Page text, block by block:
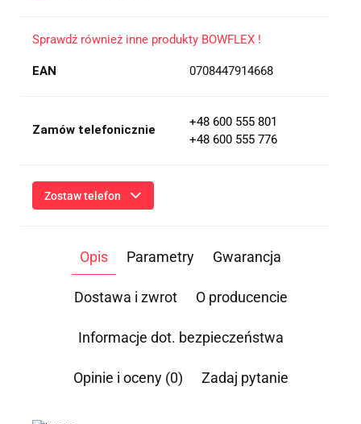
Sprawdź również inne produkty BOWFLEX !
EAN 0708447914668
Zamów telefonicznie
+48 600 555 801
+48 600 555 776
Zostaw telefon
Przesłanie formularza oznacza przekazanie danych osobowych
(imię, numer telefonu) niezbędnych do kontaktu i udzielenia
odpowiedzi na Twoje zapytanie, a także zgodę na ich
przetwarzanie przez Administratora w celu realizacji tego
Prywatności.
Administratorem danych osobowych jest Damian Skiba -
Klaczkowski prowadzący działalność gospodarczą pod firmą:
Opis Parametry Gwarancja
Dostawa i zwrot O producencie
Informacje dot. bezpieczeństwa
Opinie i oceny (0) Zadaj pytanie